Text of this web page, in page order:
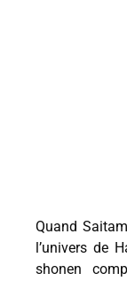
Quand
l’univers de
shonen